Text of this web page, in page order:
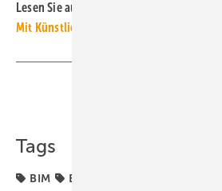
Lesen Sie auch:
Mit Künstlicher Intelligenz Energie
Tags
BIM Baustellenroboter